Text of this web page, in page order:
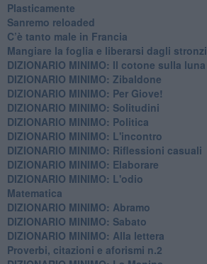
​Plasticamente
Sanremo reloaded
C’è tanto male in Francia
​Mangiare la foglia e liberarsi dagli stronzi
DIZIONARIO MINIMO: Il cotone sulla luna
DIZIONARIO MINIMO: Zibaldone
DIZIONARIO MINIMO: Per Giove!
DIZIONARIO MINIMO: Solitudini
DIZIONARIO MINIMO: Politica
DIZIONARIO MINIMO: L'incontro
DIZIONARIO MINIMO: Riflessioni casuali
DIZIONARIO MINIMO: Elaborare
DIZIONARIO MINIMO: L'odio
​Matematica
DIZIONARIO MINIMO: Abramo
DIZIONARIO MINIMO: Sabato
​DIZIONARIO MINIMO: Alla lettera
Proverbi, citazioni e aforismi n.2